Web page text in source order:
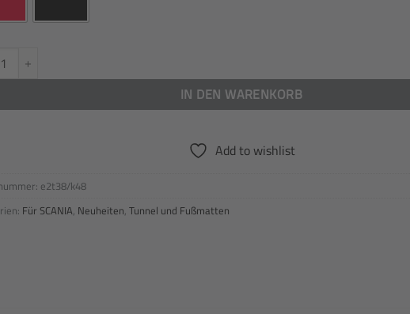
passend für SCANIA/ S New Gen. Beifahrerseite Klappstuhl mit Sitzsockelverkleidung
IN DEN WARENKORB
Add to wishlist
e2t38/k48
Für SCANIA, Neuheiten, Tunnel und Fußmatten